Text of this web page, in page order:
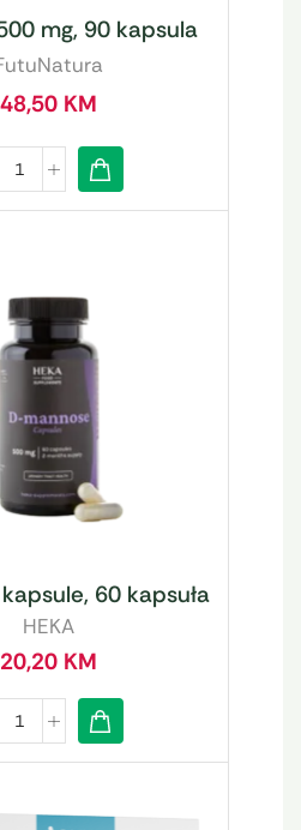
mg, 90 kapsula
48,50 KM
60 kapsuła
HEKA
20,20 KM